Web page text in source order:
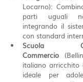
Locarno):
parti uguali
integrando il
con standard
Scuola
Commercio
italiano arricchito
ideale per